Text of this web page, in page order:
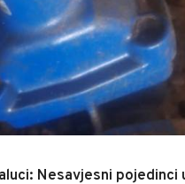
Nesavjesni pojedinci